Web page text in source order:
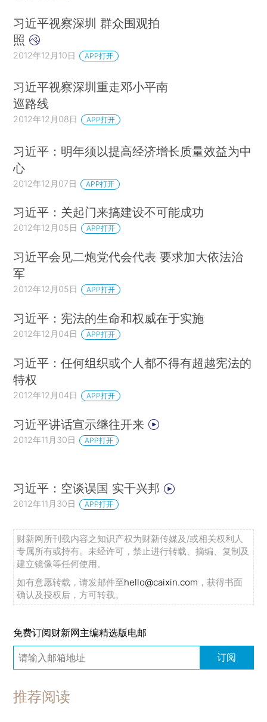
习近平视察深圳 群众围观拍
照
2012年12月10日 APP打开
习近平视察深圳重走邓小平南
巡路线
2012年12月08日 APP打开
习近平：明年须以提高经济增长质量效益为中
心
2012年12月07日 APP打开
习近平：关起门来搞建设不可能成功
2012年12月05日 APP打开
习近平会见二炮党代会代表 要求加大依法治
军
2012年12月05日 APP打开
习近平：宪法的生命和权威在于实施
2012年12月04日 APP打开
习近平：任何组织或个人都不得有超越宪法的
特权
2012年12月04日 APP打开
习近平讲话宣示继往开来
2012年11月30日 APP打开
习近平：空谈误国 实干兴邦
2012年11月30日 APP打开
财新网所刊载内容之知识产权为财新传媒及/或相关权利人
专属所有或持有。未经许可，禁止进行转载、摘编、复制及
建立镜像等任何使用。
如有意愿转载，请发邮件至hello@caixin.com ，获得书面
确认及授权后，方可转载。
免费订阅财新网主编精选版电邮
订阅
推荐阅读